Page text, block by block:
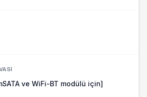
ve WiFi-BT modülü için]